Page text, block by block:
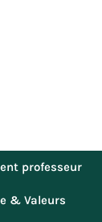
professeur
& Valeurs